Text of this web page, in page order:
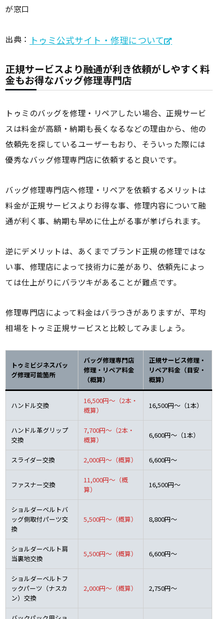
が窓口
出典： トゥミ公式サイト・修理について
正規サービスより融通が利き依頼がしやすく料
金もお得なバッグ修理専門店
トゥミのバッグを修理・リペアしたい場合、正規サービ
スは料金が高額・納期も長くなるなどの理由から、他の
依頼先を探しているユーザーもおり、そういった際には
優秀なバッグ修理専門店に依頼すると良いです。
バッグ修理専門店へ修理・リペアを依頼するメリットは
料金が正規サービスよりお得な事、修理内容について融
通が利く事、納期も早めに仕上がる事が挙げられます。
逆にデメリットは、あくまでブランド正規の修理ではな
い事、修理店によって技術力に差があり、依頼先によっ
ては仕上がりにバラツキがあることが難点です。
修理専門店によって料金はバラつきがありますが、平均
相場をトゥミ正規サービスと比較してみましょう。
トゥミビジネスバッ
グ修理可能箇所
バッグ修理専門店
修理・リペア料金
（概算）
正規サービス修理・
リペア料金（目安・
概算）
ハンドル交換
16,500円～（2本・
概算）
16,500円～（1本）
ハンドル革グリップ
交換
7,700円～（2本・
概算）
6,600円～（1本）
スライダー交換 2,000円～（概算） 6,600円～
ファスナー交換
11,000円～（概
算）
16,500円～
ショルダーベルトバ
ッグ側取付パーツ交
換
5,500円～（概算） 8,800円～
ショルダーベルト肩
当裏地交換
5,500円～（概算） 6,600円～
ショルダーベルトフ
ックパーツ（ナスカ
ン）交換
2,000円～（概算） 2,750円～